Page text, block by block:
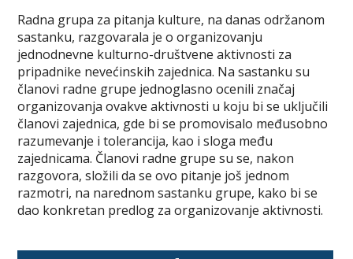
Radna grupa za pitanja kulture, na danas održanom
sastanku, razgovarala je o organizovanju
jednodnevne kulturno-društvene aktivnosti za
pripadnike nevećinskih zajednica. Na sastanku su
članovi radne grupe jednoglasno ocenili značaj
organizovanja ovakve aktivnosti u koju bi se uključili
članovi zajednica, gde bi se promovisalo međusobno
razumevanje i tolerancija, kao i sloga među
zajednicama. Članovi radne grupe su se, nakon
razgovora, složili da se ovo pitanje još jednom
razmotri, na narednom sastanku grupe, kako bi se
dao konkretan predlog za organizovanje aktivnosti.